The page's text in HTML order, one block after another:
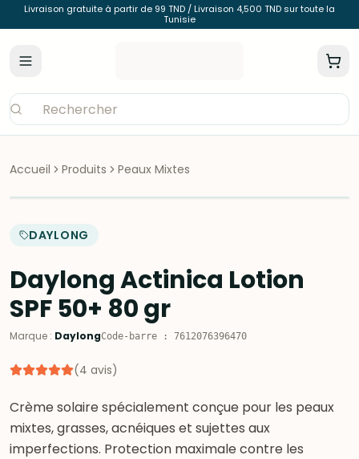
Livraison gratuite à partir de 99 TND / Livraison 4,500 TND sur toute la
Tunisie
Accueil Produits Peaux Mixtes
DAYLONG
Daylong Actinica Lotion
SPF 50+ 80 gr
Marque : DaylongCode-barre : 7612076396470
(4 avis)
Crème solaire spécialement conçue pour les peaux
mixtes, grasses, acnéiques et sujettes aux
imperfections. Protection maximale contre les